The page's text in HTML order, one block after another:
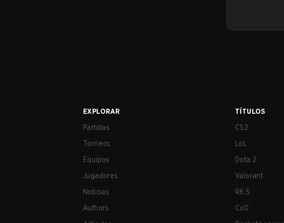
EXPLORAR
Partidas
Torneos
Equipos
Jugadores
Noticias
Authors
TÍTULOS
CS2
LoL
Dota 2
Valorant
R6:S
CoD